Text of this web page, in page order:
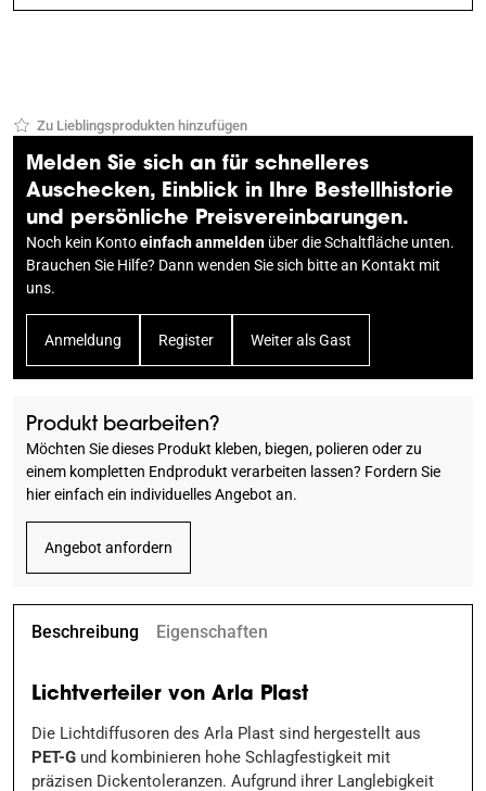
Zu Lieblingsprodukten hinzufügen
Melden Sie sich an für schnelleres
Auschecken, Einblick in Ihre Bestellhistorie
und persönliche Preisvereinbarungen.
Noch kein Kontoeinfach anmelden über die Schaltfläche unten.
Brauchen Sie Hilfe? Dann wenden Sie sich bitte an Kontakt mit
uns.
Anmeldung Register Weiter als Gast
Produkt bearbeiten?
Möchten Sie dieses Produkt kleben, biegen, polieren oder zu
einem kompletten Endprodukt verarbeiten lassen? Fordern Sie
hier einfach ein individuelles Angebot an.
Angebot anfordern
Beschreibung Eigenschaften
Lichtverteiler von Arla Plast
Die Lichtdiffusoren des Arla Plast sind hergestellt aus
PET-G und kombinieren hohe Schlagfestigkeit mit
präzisen Dickentoleranzen. Aufgrund ihrer Langlebigkeit